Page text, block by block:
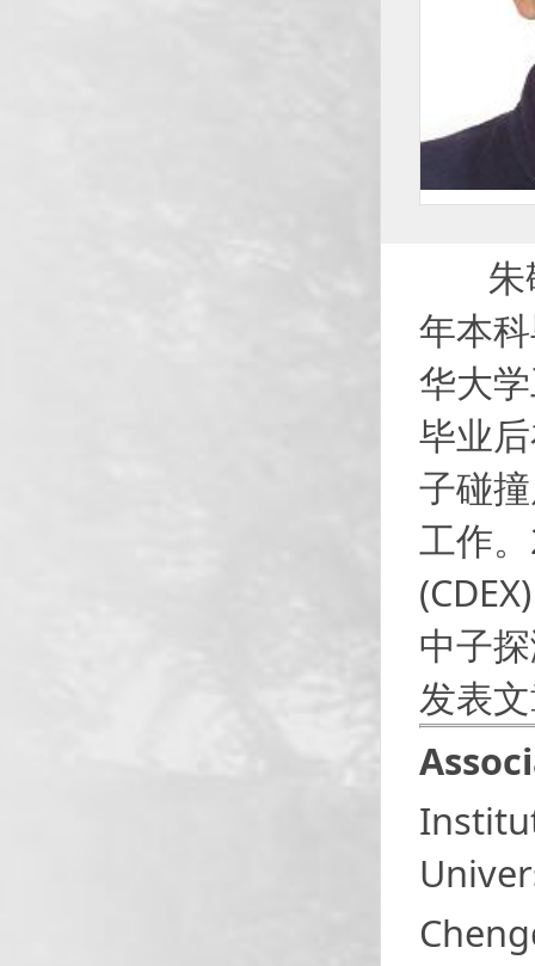
朱
年本
华大
毕业
子碰
工作
中子
发表